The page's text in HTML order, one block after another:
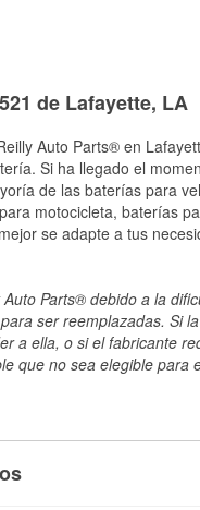
de Lafayette, LA
Auto Parts® en
Si ha llegado el
de las baterías para
motocicleta, baterías
se adapte a tus
Parts® debido a la
ser reemplazadas. Si
a ella, o si el fabricante
que no sea elegible para